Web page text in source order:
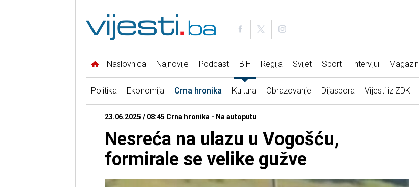
Naslovnica Najnovije Podcast BiH Regija Svijet Sport Intervjui Magazin
Politika Ekonomija Crna hronika Kultura Obrazovanje Dijaspora Vijesti iz ZDK
23.06.2025 / 08:45 Crna hronika - Na autoputu
Nesreća na ulazu u Vogošću,
formirale se velike gužve